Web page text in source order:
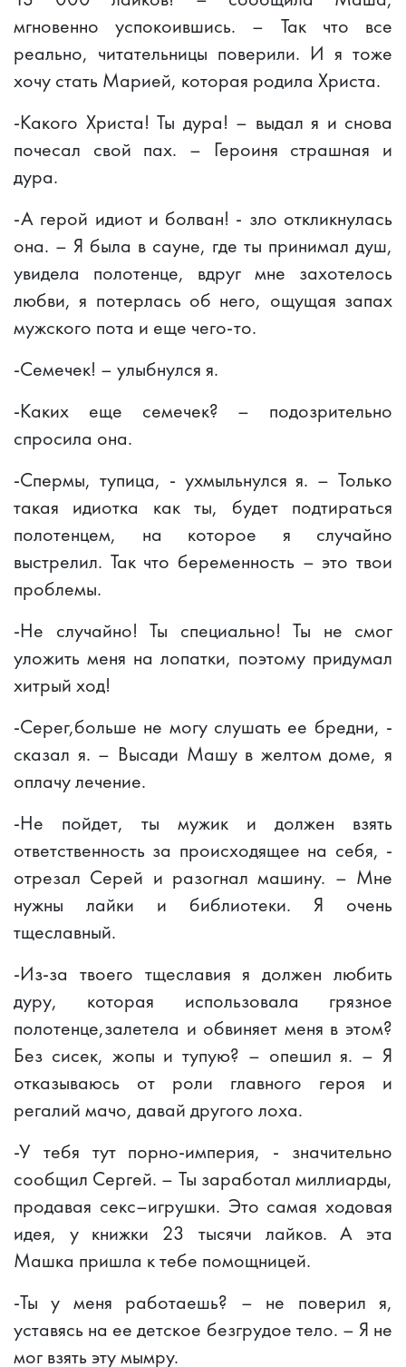
мгновенно успокоившись. – Так что все
реально, читательницы поверили. И я тоже
хочу стать Марией, которая родила Христа.
-Какого Христа! Ты дура! – выдал я и снова
почесал свой пах. – Героиня страшная и
дура.
-А герой идиот и болван! - зло откликнулась
она. – Я была в сауне, где ты принимал душ,
увидела полотенце, вдруг мне захотелось
любви, я потерлась об него, ощущая запах
мужского пота и еще чего-то.
-Семечек! – улыбнулся я.
-Каких еще семечек? – подозрительно
спросила она.
-Спермы, тупица, - ухмыльнулся я. – Только
такая идиотка как ты, будет подтираться
полотенцем, на которое я случайно
выстрелил. Так что беременность – это твои
проблемы.
-Не случайно! Ты специально! Ты не смог
уложить меня на лопатки, поэтому придумал
хитрый ход!
-Серег,больше не могу слушать ее бредни, -
сказал я. – Высади Машу в желтом доме, я
оплачу лечение.
-Не пойдет, ты мужик и должен взять
ответственность за происходящее на себя, -
отрезал Серей и разогнал машину. – Мне
нужны лайки и библиотеки. Я очень
тщеславный.
-Из-за твоего тщеславия я должен любить
дуру, которая использовала грязное
полотенце,залетела и обвиняет меня в этом?
Без сисек, жопы и тупую? – опешил я. – Я
отказываюсь от роли главного героя и
регалий мачо, давай другого лоха.
-У тебя тут порно-империя, - значительно
сообщил Сергей. – Ты заработал миллиарды,
продавая секс–игрушки. Это самая ходовая
идея, у книжки 23 тысячи лайков. А эта
Машка пришла к тебе помощницей.
-Ты у меня работаешь? – не поверил я,
уставясь на ее детское безгрудое тело. – Я не
мог взять эту мымру.